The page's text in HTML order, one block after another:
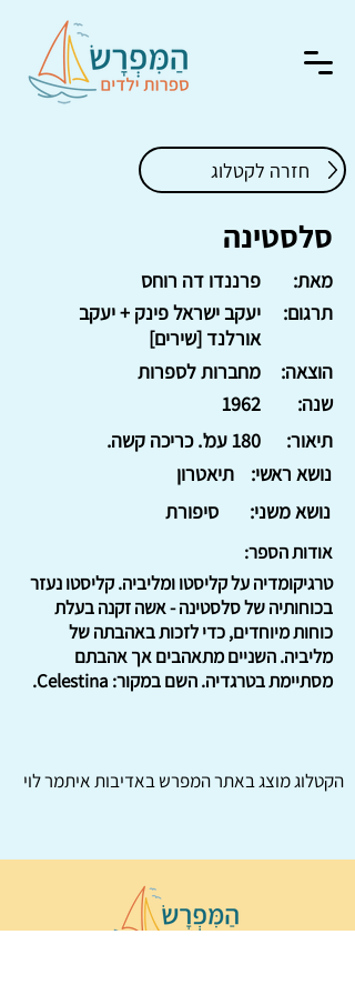
חזרה לקטלוג
סלסטינה
פרננדו דה רוחס
מאת:
יעקב ישראל פינק + יעקב
אורלנד [שירים]
תרגום:
מחברות לספרות
הוצאה:
1962
שנה:
180 עמ'. כריכה קשה.
תיאור:
תיאטרון
נושא ראשי:
סיפורת
נושא משני:
אודות הספר:
טרגיקומדיה על קליסטו ומליביה. קליסטו נעזר
בכוחותיה של סלסטינה - אשה זקנה בעלת
כוחות מיוחדים, כדי לזכות באהבתה של
מליביה. השניים מתאהבים אך אהבתם
מסתיימת בטרגדיה. השם במקור: Celestina.
הקטלוג מוצג באתרהמפרשבאדיבות איתמר לוי